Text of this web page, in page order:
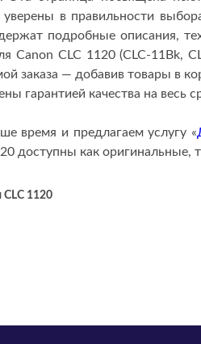
в правильности
подробные описания,
Canon CLC 1120 (CLC-11Bk,
заказа — добавив товары в
гарантией качества на весь
время и предлагаем услугу «
доступны как
CLC 1120